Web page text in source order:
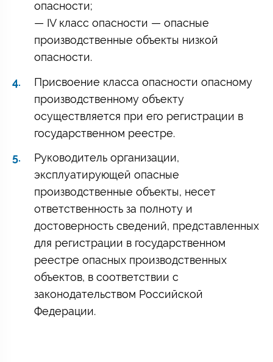
опасности;
— IV класс опасности — опасные
производственные объекты низкой
опасности.
Присвоение класса опасности опасному
производственному объекту
осуществляется при его регистрации в
государственном реестре.
Руководитель организации,
эксплуатирующей опасные
производственные объекты, несет
ответственность за полноту и
достоверность сведений, представленных
для регистрации в государственном
реестре опасных производственных
объектов, в соответствии с
законодательством Российской
Федерации.